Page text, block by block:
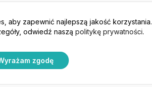
prawa zastrzeżone –
aby zapewnić najlepszą jakość korzystania.
odwiedź naszą politykę prywatności.
zgodę